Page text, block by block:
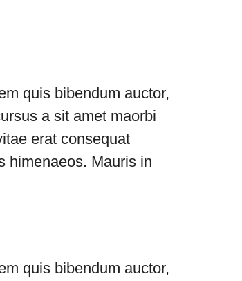
quis bibendum auctor,
a sit amet maorbi
erat consequat
himenaeos. Mauris in
quis bibendum auctor,